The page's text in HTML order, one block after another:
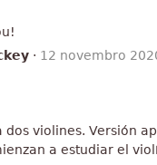
· 12 novembro
dos violines. Versión
a estudiar el